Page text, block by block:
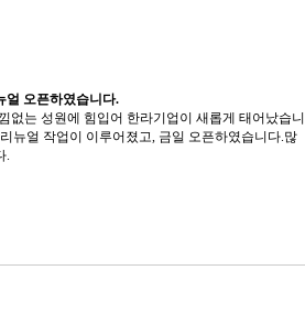
얼 오픈하였습니다.
없는 성원에 힘입어 한라기업이 새롭게 태어났습니
뉴얼 작업이 이루어졌고, 금일 오픈하였습니다.많
.